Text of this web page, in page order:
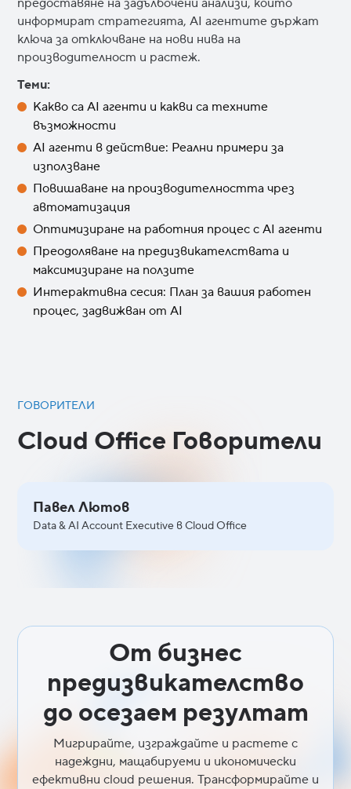
предоставяне на задълбочени анализи, които
информират стратегията, AI агентите държат
ключа за отключване на нови нива на
производителност и растеж.
Теми:
Какво са AI агенти и какви са техните
възможности
AI агенти в действие: Реални примери за
използване
Повишаване на производителността чрез
автоматизация
Оптимизиране на работния процес с AI агенти
Преодоляване на предизвикателствата и
максимизиране на ползите
Интерактивна сесия: План за вашия работен
процес, задвижван от AI
ГОВОРИТЕЛИ
Cloud Office Говорители
Павел Лютов
Data & AI Account Executive в Cloud Office
От бизнес
предизвикателство
до осезаем резултат
Мигрирайте, изграждайте и растете с
надеждни, мащабируеми и икономически
ефективни cloud решения. Трансформирайте и